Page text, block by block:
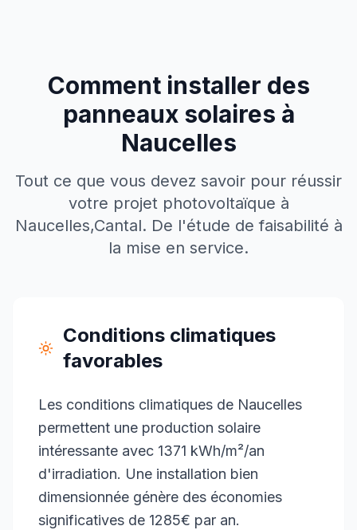
Comment installer des
panneaux solaires à
Naucelles
Tout ce que vous devez savoir pour réussir
votre projet photovoltaïque à
Naucelles,Cantal. De l'étude de faisabilité à
la mise en service.
Conditions climatiques
favorables
Les conditions climatiques de Naucelles
permettent une production solaire
intéressante avec 1371 kWh/m²/an
d'irradiation. Une installation bien
dimensionnée génère des économies
significatives de 1285€ par an.